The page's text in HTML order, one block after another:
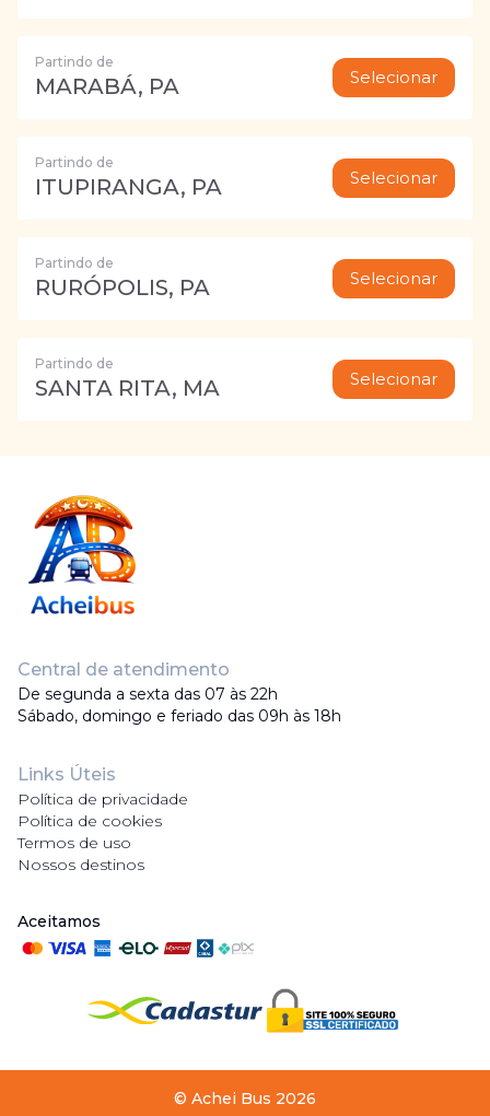
Partindo de
MARABÁ, PA Selecionar
Partindo de
ITUPIRANGA, PA Selecionar
Partindo de
RURÓPOLIS, PA Selecionar
Partindo de
SANTA RITA, MA Selecionar
Central de atendimento
De segunda a sexta das 07 às 22h
Sábado, domingo e feriado das 09h às 18h
Links Úteis
Política de privacidade
Política de cookies
Termos de uso
Nossos destinos
Aceitamos
© Achei Bus 2026